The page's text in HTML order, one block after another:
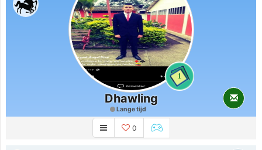
1
Dhawling
Lange tijd
0